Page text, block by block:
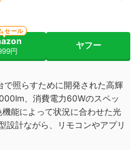
円
セール
ヤフー
照らすために開発された高輝
、消費電力60Wのスペッ
能によって状況に合わせた光
設計ながら、リモコンやアプリ